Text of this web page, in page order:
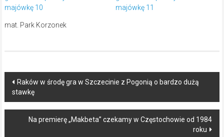
mat. Park Korzonek
Post
navigation
Raków w środę gra w Szczecinie z Pogonią o bardzo dużą
stawkę
Na premierę „Makbeta” czekamy w Częstochowie od 1984
roku